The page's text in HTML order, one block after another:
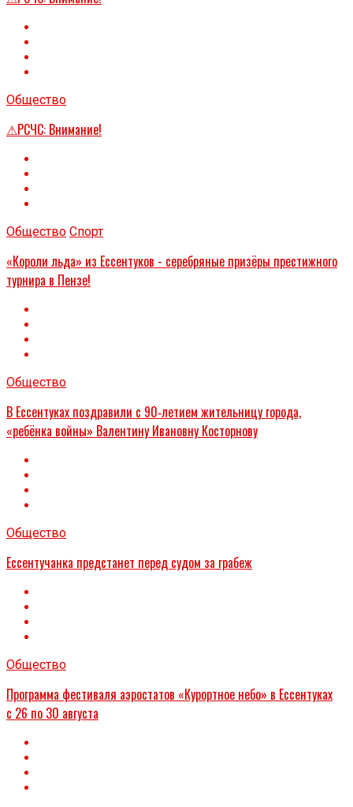
Общество
⚠РСЧС: Внимание!
Общество Спорт
«Короли льда» из Ессентуков - серебряные призёры престижного
турнира в Пензе!
Общество
В Ессентуках поздравили с 90‑летием жительницу города,
«ребёнка войны» Валентину Ивановну Косторнову
Общество
Ессентучанка предстанет перед судом за грабеж
Общество
Программа фестиваля аэростатов «Курортное небо» в Ессентуках
с 26 по 30 августа